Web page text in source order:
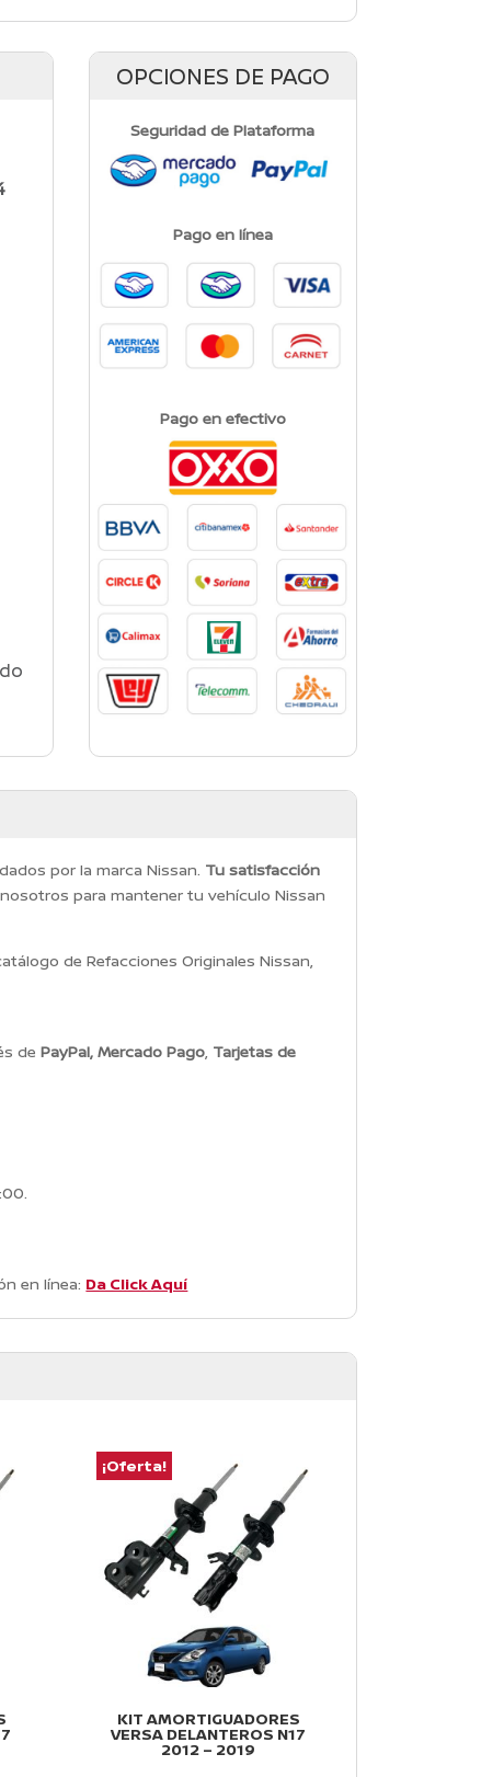
OPCIONES DE PAGO
Seguridad de Plataforma
Pago en línea
Pago en efectivo
por la marca Nissan. Tu satisfacción
para mantener tu vehículo Nissan
de Refacciones Originales Nissan,
dePayPal, Mercado Pago Tarjetas de
en línea: Da Click Aquí
¡Oferta!
KIT AMORTIGUADORES
VERSA DELANTEROS N17
2012 – 2019